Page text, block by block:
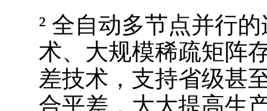
² 全自动多节点并行
术、大规模稀疏矩阵
差技术，支持省级甚
合平差，大大提高生